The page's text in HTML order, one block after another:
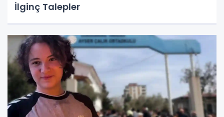
İlginç Talepler